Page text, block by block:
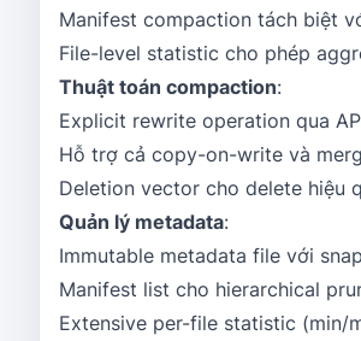
Manifest compaction tách biệt
File-level statistic cho phép
Thuật toán compaction:
Explicit rewrite operation qua
Hỗ trợ cả copy-on-write và
Deletion vector cho delete hiệu
Quản lý metadata:
Immutable metadata file với
Manifest list cho hierarchical
Extensive per-file statistic (min/